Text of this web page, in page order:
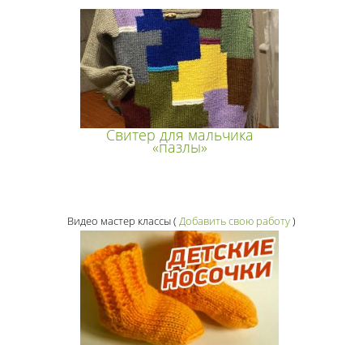
Свитер для мальчика
«пазлы»
Видео мастер классы( Добавить свою работу)